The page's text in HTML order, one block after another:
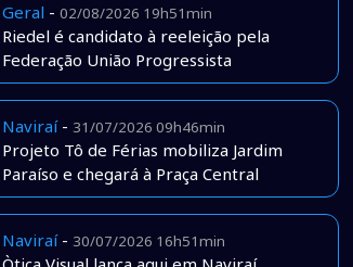
Geral - 02/08/2026 19h51min
Riedel é candidato à reeleição pela
Federação União Progressista
Naviraí- 31/07/2026 09h46min
Projeto Tô de Férias mobiliza Jardim
Paraíso e chegará à Praça Central
Naviraí- 30/07/2026 16h51min